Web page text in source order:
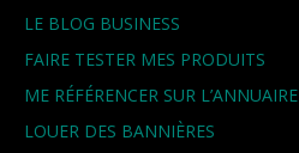
LE BLOG BUSINESS
FAIRE TESTER MES PRODUITS
ME RÉFÉRENCER SUR L’ANNUAIRE
LOUER DES BANNIÈRES